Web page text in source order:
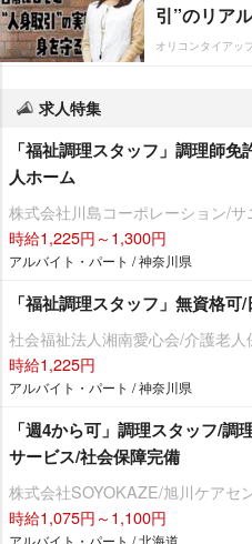
引”のリアル
オリコンタイアッ
求人特集
「福祉調理スタッフ」調理師
人ホーム
株式会社川島コーポレーション/サ
時給1,225円～1,300円
アルバイト・パート / 神奈川県
「福祉調理スタッフ」無資格
社会福祉法人湘南愛心会/介護老人
時給1,225円
アルバイト・パート / 神奈川県
「週4から可」調理スタッフ/
サービス/社会保障完備
株式会社SOYOKAZE/旭川ケアセ
時給1,075円～1,100円
アルバイト・パート / 北海道